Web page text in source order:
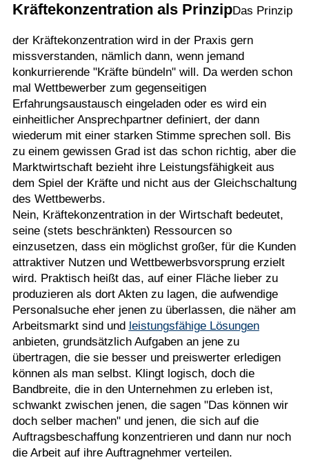
Kräftekonzentration als PrinzipDas Prinzip
der Kräftekonzentration wird in der Praxis gern
missverstanden, nämlich dann, wenn jemand
konkurrierende "Kräfte bündeln" will. Da werden schon
mal Wettbewerber zum gegenseitigen
Erfahrungsaustausch eingeladen oder es wird ein
einheitlicher Ansprechpartner definiert, der dann
wiederum mit einer starken Stimme sprechen soll. Bis
zu einem gewissen Grad ist das schon richtig, aber die
Marktwirtschaft bezieht ihre Leistungsfähigkeit aus
dem Spiel der Kräfte und nicht aus der Gleichschaltung
des Wettbewerbs.
Nein, Kräftekonzentration in der Wirtschaft bedeutet,
seine (stets beschränkten) Ressourcen so
einzusetzen, dass ein möglichst großer, für die Kunden
attraktiver Nutzen und Wettbewerbsvorsprung erzielt
wird. Praktisch heißt das, auf einer Fläche lieber zu
produzieren als dort Akten zu lagen, die aufwendige
Personalsuche eher jenen zu überlassen, die näher am
Arbeitsmarkt sind und leistungsfähige Lösungen
anbieten, grundsätzlich Aufgaben an jene zu
übertragen, die sie besser und preiswerter erledigen
können als man selbst. Klingt logisch, doch die
Bandbreite, die in den Unternehmen zu erleben ist,
schwankt zwischen jenen, die sagen "Das können wir
doch selber machen" und jenen, die sich auf die
Auftragsbeschaffung konzentrieren und dann nur noch
die Arbeit auf ihre Auftragnehmer verteilen.